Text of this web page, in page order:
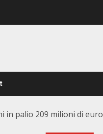
in palio 209 milioni di euro